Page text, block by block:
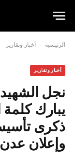
الرئيسية - أخبار وتقارير
أخبار وتقارير
نجل
يبارك
ذكرى
وإعلان